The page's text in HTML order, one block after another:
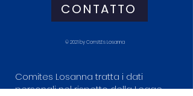
CONTATTO
© 2021 by Com.It.Es Losanna
Comites Losanna tratta i dati
personali nel rispetto della Legge